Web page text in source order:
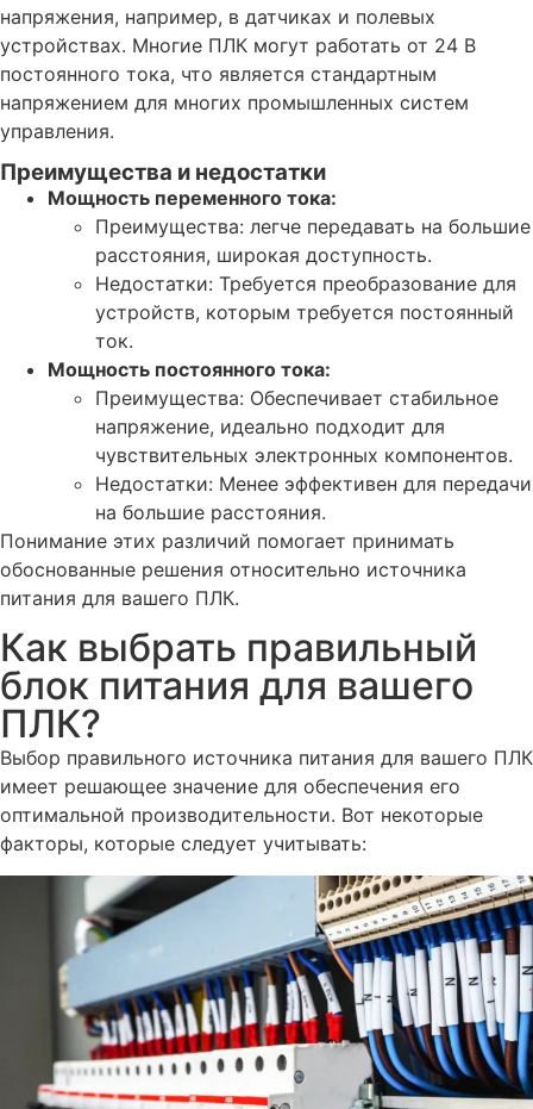
напряжения, например, в датчиках и полевых
устройствах. Многие ПЛК могут работать от 24 В
постоянного тока, что является стандартным
напряжением для многих промышленных систем
управления.
Преимущества и недостатки
Мощность переменного тока:
Преимущества: легче передавать на большие
расстояния, широкая доступность.
Недостатки: Требуется преобразование для
устройств, которым требуется постоянный
ток.
Мощность постоянного тока:
Преимущества: Обеспечивает стабильное
напряжение, идеально подходит для
чувствительных электронных компонентов.
Недостатки: Менее эффективен для передачи
на большие расстояния.
Понимание этих различий помогает принимать
обоснованные решения относительно источника
питания для вашего ПЛК.
Как выбрать правильный
блок питания для вашего
ПЛК?
Выбор правильного источника питания для вашего ПЛК
имеет решающее значение для обеспечения его
оптимальной производительности. Вот некоторые
факторы, которые следует учитывать: